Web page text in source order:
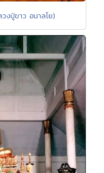
งปู่ขาว อนาลโย)